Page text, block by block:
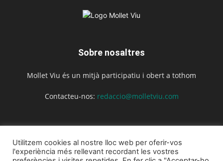
Sobre nosaltres
Mollet Viu és un mitjà participatiu i obert a tothom
Contacteu-nos: redaccio@molletviu.com
Utilitzem cookies al nostre lloc web per oferir-vos
l'experiència més rellevant recordant les vostres